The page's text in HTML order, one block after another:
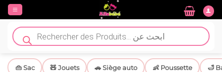
Passer
contenu
Recherche
de
produits
👜 Sac 🧸 Jouets 🚗 Siège auto 👶 Poussette 🛁